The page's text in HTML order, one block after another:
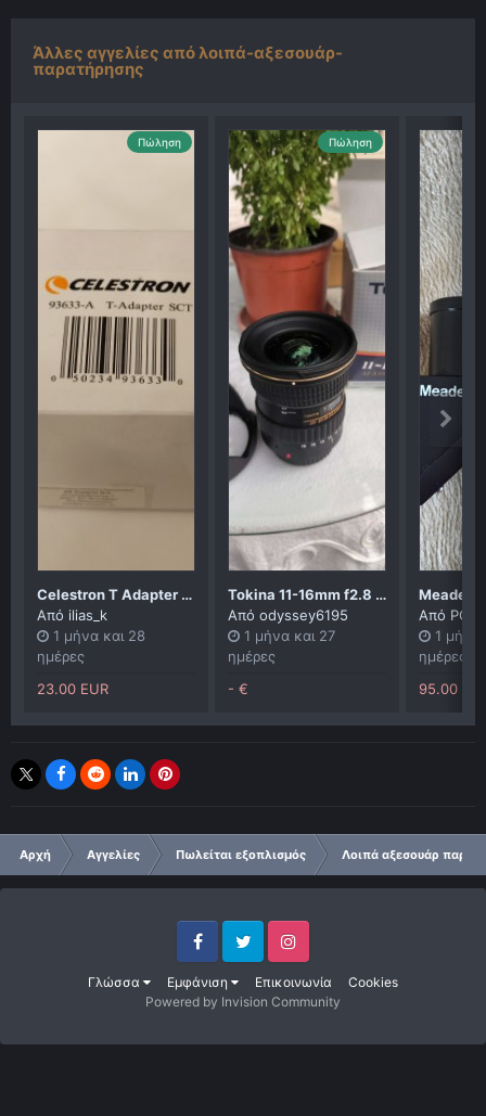
Άλλες αγγελίες από λοιπά-αξεσουάρ-
παρατήρησης
Πώληση
Celestron T Adapter SCT
Από ilias_k
1 μήνα και 28
ημέρες
23.00 EUR
Πώληση
Tokina 11-16mm f2.8 pro dxII
Από odyssey6195
1 μήνα και 27
ημέρες
- €
Από
1 μήνα
ημέρες
95.00
Αρχή Αγγελίες Πωλείται εξοπλισμός Λοιπά αξεσουάρ
Γλώσσα Εμφάνιση Επικοινωνία Cookies
FacebookTwitter Instagram
Powered by Invision Community